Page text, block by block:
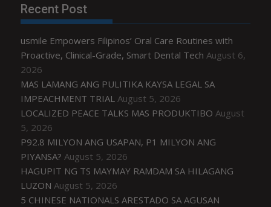
Recent Post
usmile Empowers Filipinos’ Oral Care Routines with
Proactive, Clinical-Grade, Smart Dental Tech August 6,
2026
MAS LAMANG ANG PULITIKA KAYSA LEGAL SA
IMPEACHMENT TRIAL August 5, 2026
LOCALIZED PEACE TALKS MAS PRODUKTIBO August
5, 2026
P92.8 MILYON ANG USAPAN, P1 MILYON ANG
PIYANSA? August 5, 2026
HAGUPIT NG TS MAYMAY RAMDAM SA HILAGANG
LUZON August 5, 2026
5 CHINESE NATIONALS ARESTADO SA AGUSAN